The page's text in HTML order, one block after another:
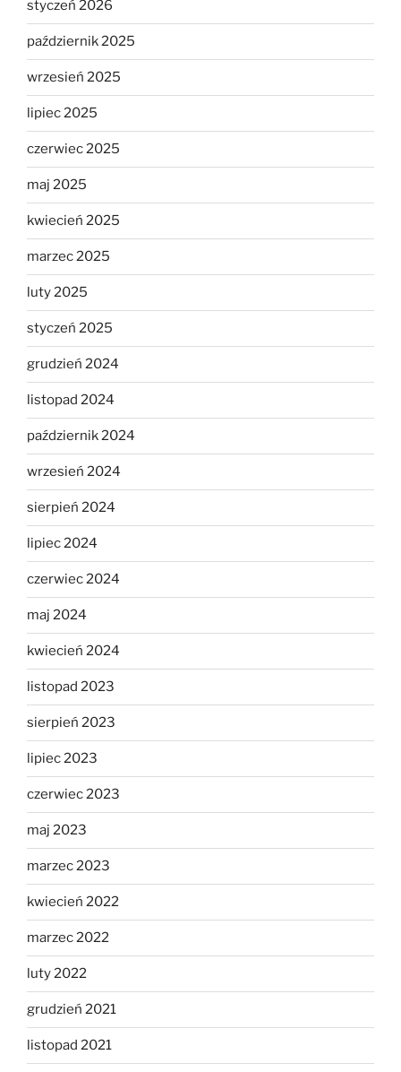
styczeń 2026
październik 2025
wrzesień 2025
lipiec 2025
czerwiec 2025
maj 2025
kwiecień 2025
marzec 2025
luty 2025
styczeń 2025
grudzień 2024
listopad 2024
październik 2024
wrzesień 2024
sierpień 2024
lipiec 2024
czerwiec 2024
maj 2024
kwiecień 2024
listopad 2023
sierpień 2023
lipiec 2023
czerwiec 2023
maj 2023
marzec 2023
kwiecień 2022
marzec 2022
luty 2022
grudzień 2021
listopad 2021